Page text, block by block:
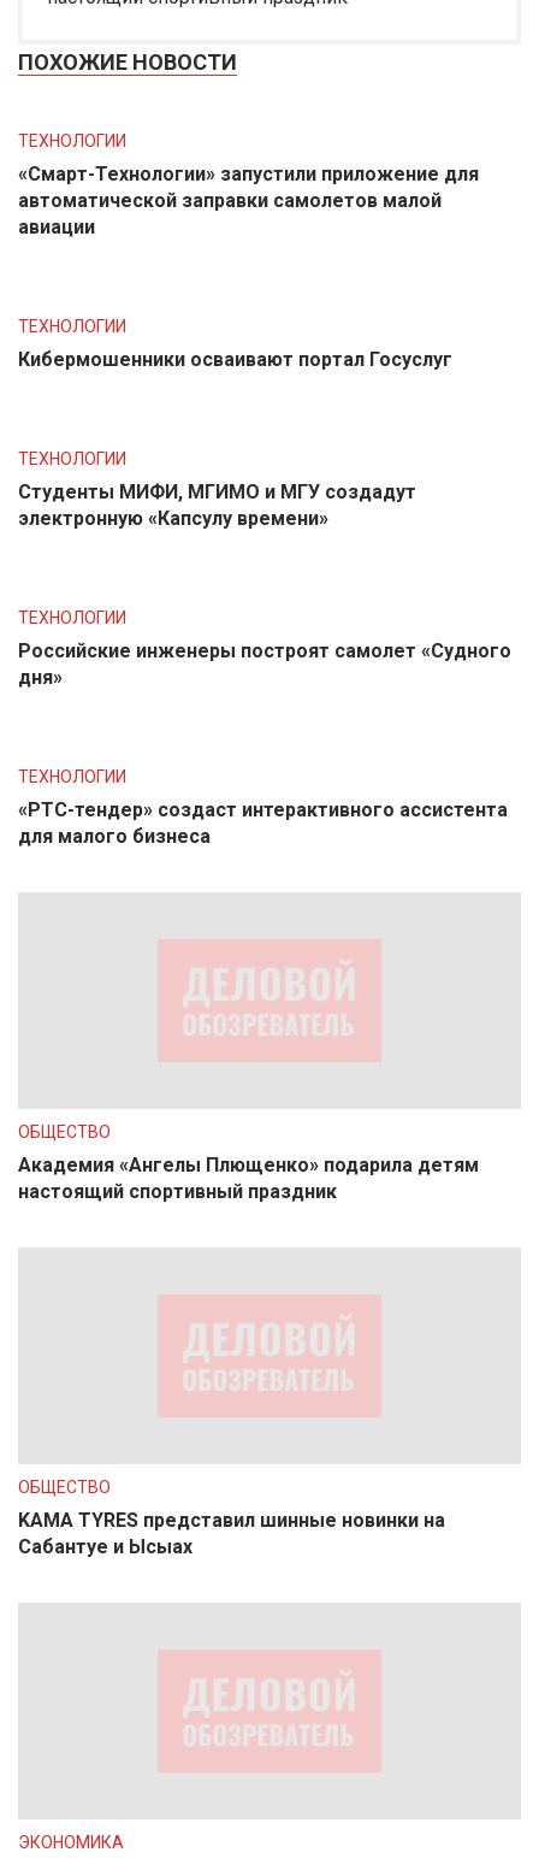
ПОХОЖИЕ НОВОСТИ
ТЕХНОЛОГИИ
«Смарт-Технологии» запустили приложение для
автоматической заправки самолетов малой
авиации
ТЕХНОЛОГИИ
Кибермошенники осваивают портал Госуслуг
ТЕХНОЛОГИИ
Студенты МИФИ, МГИМО и МГУ создадут
электронную «Капсулу времени»
ТЕХНОЛОГИИ
Российские инженеры построят самолет «Судного
дня»
ТЕХНОЛОГИИ
«РТС-тендер» создаст интерактивного ассистента
для малого бизнеса
ОБЩЕСТВО
Академия «Ангелы Плющенко» подарила детям
настоящий спортивный праздник
ОБЩЕСТВО
KAMA TYRES представил шинные новинки на
Сабантуе и Ысыах
ЭКОНОМИКА